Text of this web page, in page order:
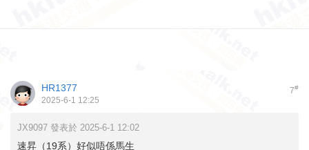
7#
HR1377
2025-6-1 12:25
JX9097 發表於 2025-6-1 12:02
速昇（19系）好似唔係馬生